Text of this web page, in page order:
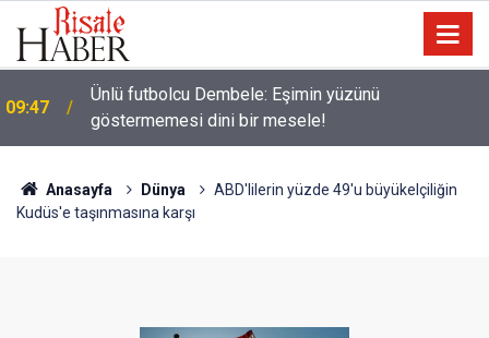
09:47
Ünlü futbolcu Dembele: Eşimin yüzünü
göstermemesi dini bir mesele!
Anasayfa Dünya
ABD'lilerin yüzde 49'u büyükelçiliğin
Kudüs'e taşınmasına karşı